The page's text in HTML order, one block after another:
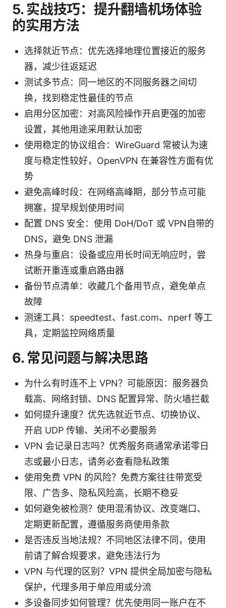
5. 实战技巧：提升翻墙机场体验
的实用方法
选择就近节点：优先选择地理位置接近的服务
器，减少往返延迟
测试多节点：同一地区的不同服务器之间切
换，找到稳定性最佳的节点
启用分区加密：对高风险操作开启更强的加密
设置，其他用途采用默认加密
使用稳定的协议组合：WireGuard 常被认为速
度与稳定性较好，OpenVPN 在兼容性方面有优
势
避免高峰时段：在网络高峰期，部分节点可能
拥塞，提早规划使用时间
配置 DNS 安全：使用 DoH/DoT 或 VPN自带的
DNS，避免 DNS 泄漏
热身与重启：设备或应用长时间无响应时，尝
试断开重连或重启路由器
备份节点清单：收藏几个备用节点，避免单点
故障
测速工具：speedtest、fast.com、nperf 等工
具，定期监控网络质量
6. 常见问题与解决思路
为什么有时连不上 VPN？可能原因：服务器负
载高、网络封锁、DNS 配置异常、防火墙拦截
如何提升速度？优先选就近节点、切换协议、
开启 UDP 传输、关闭不必要服务
VPN 会记录日志吗？优秀服务商通常承诺零日
志或最小日志，请务必查看隐私政策
使用免费 VPN 的风险？免费方案往往带宽受
限、广告多、隐私风险高，长期不稳妥
如何避免被检测？使用混淆协议、改变端口、
定期更新配置，遵循服务商使用条款
是否违反当地法规？不同地区法律不同，使用
前请了解合规要求，避免违法行为
VPN 与代理的区别？VPN 提供全局加密与隐私
保护，代理多用于单应用或分流
多设备同步如何管理？优先使用同一账户在不